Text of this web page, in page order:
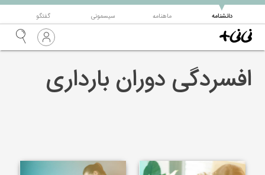
دانشنامه
▼ ماهنامه سیسمونی گفتگو
افسردگی دوران بارداری